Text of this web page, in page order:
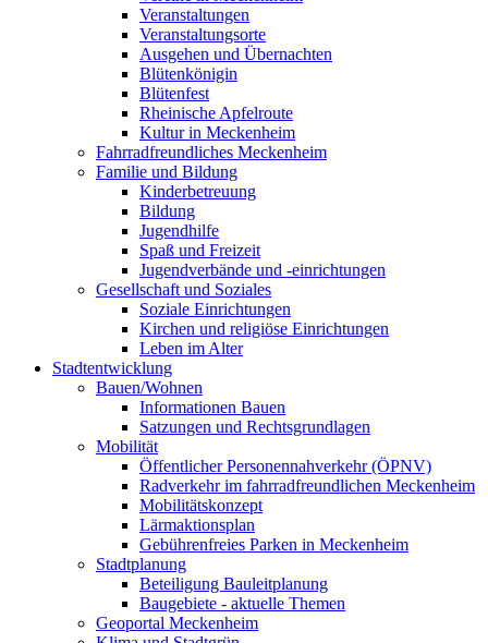
Veranstaltungen
Veranstaltungsorte
Ausgehen und Übernachten
Blütenkönigin
Blütenfest
Rheinische Apfelroute
Kultur in Meckenheim
Fahrradfreundliches Meckenheim
Familie und Bildung
Kinderbetreuung
Bildung
Jugendhilfe
Spaß und Freizeit
Jugendverbände und -einrichtungen
Gesellschaft und Soziales
Soziale Einrichtungen
Kirchen und religiöse Einrichtungen
Leben im Alter
Stadtentwicklung
Bauen/Wohnen
Informationen Bauen
Satzungen und Rechtsgrundlagen
Mobilität
Öffentlicher Personennahverkehr (ÖPNV)
Radverkehr im fahrradfreundlichen Meckenheim
Mobilitätskonzept
Lärmaktionsplan
Gebührenfreies Parken in Meckenheim
Stadtplanung
Beteiligung Bauleitplanung
Baugebiete - aktuelle Themen
Geoportal Meckenheim